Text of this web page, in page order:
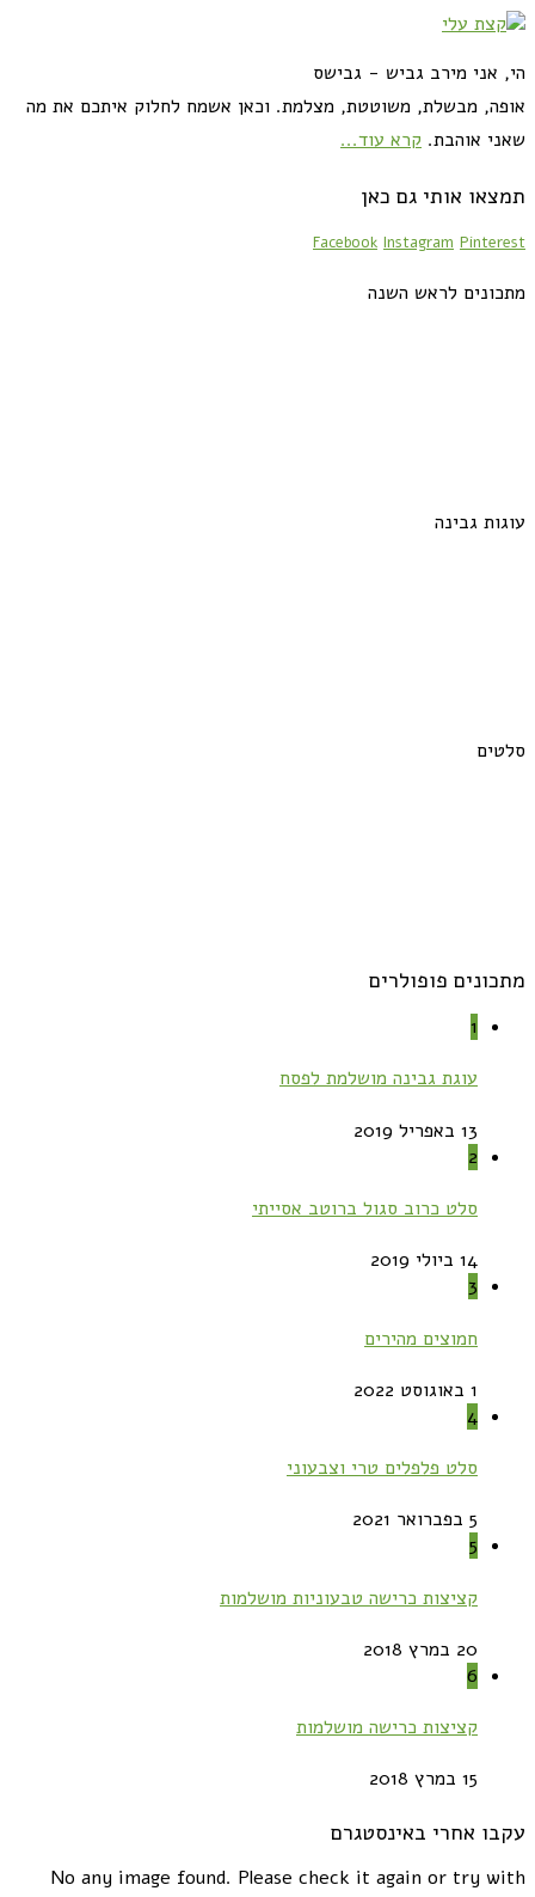
הי, אני מירב גביש - גבישס
אופה, מבשלת, משוטטת, מצלמת. וכאן אשמח לחלוק איתכם את מה
שאני אוהבת. קרא עוד...
תמצאו אותי גם כאן
Facebook Instagram Pinterest
מתכונים לראש השנה
עוגות גבינה
סלטים
מתכונים פופולרים
1
עוגת גבינה מושלמת לפסח
13 באפריל 2019
2
סלט כרוב סגול ברוטב אסייתי
14 ביולי 2019
3
חמוצים מהירים
1 באוגוסט 2022
4
סלט פלפלים טרי וצבעוני
5 בפברואר 2021
5
קציצות כרישה טבעוניות מושלמות
20 במרץ 2018
6
קציצות כרישה מושלמות
15 במרץ 2018
עקבו אחרי באינסטגרם
No any image found. Please check it again or try with